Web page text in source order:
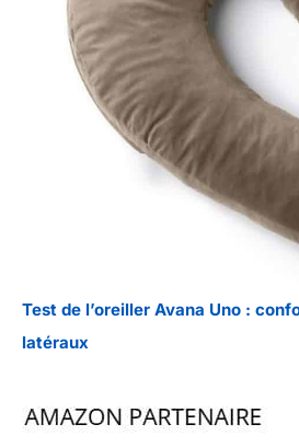
Test de l’oreiller Avana Uno :
latéraux